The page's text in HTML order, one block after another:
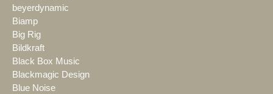
beyerdynamic
Biamp
Big Rig
Bildkraft
Black Box Music
Blackmagic Design
Blue Noise